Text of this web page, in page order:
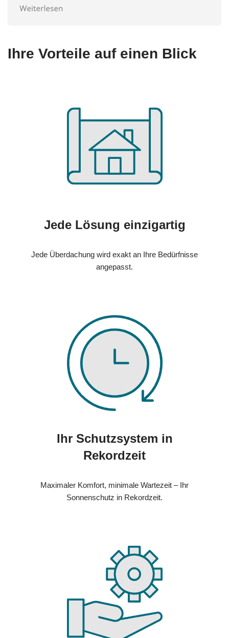
Ihre Vorteile auf einen Blick
Jede Lösung einzigartig
Jede Überdachung wird exakt an Ihre Bedürfnisse
angepasst.
Ihr Schutzsystem in
Rekordzeit
Maximaler Komfort, minimale Wartezeit – Ihr
Sonnenschutz in Rekordzeit.